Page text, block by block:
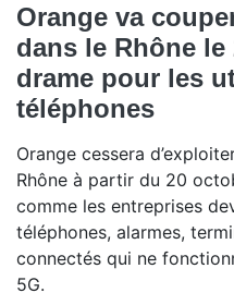
Orange va
dans le Rhône
drame pour les
téléphones
Orange cessera
Rhône à partir du 20
comme les entreprises
téléphones, alarmes,
connectés qui ne
5G.